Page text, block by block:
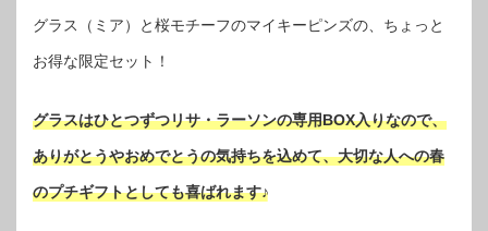
グラス（ミア）と桜モチーフのマイキーピンズの、ちょっと
お得な限定セット！
グラスはひとつずつリサ・ラーソンの専用BOX入りなので、
ありがとうやおめでとうの気持ちを込めて、大切な人への春
のプチギフトとしても喜ばれます♪